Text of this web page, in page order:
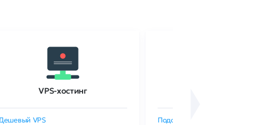
VPS-хостинг
VPS Подобрать SSL-сертификат